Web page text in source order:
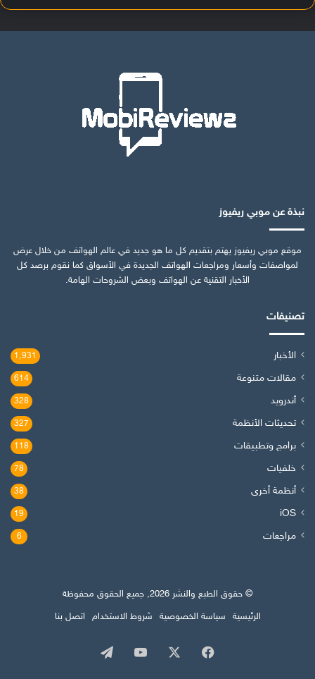
نبذة عن موبي ريفيوز
موقع موبي ريفيوز يهتم بتقديم كل ما هو جديد في عالم الهواتف من خلال عرض
لمواصفات وأسعار ومراجعات الهواتف الجديدة في الأسواق كما نقوم برصد كل
الأخبار التقنية عن الهواتف وبعض الشروحات الهامة.
تصنيفات
الأخبار 1٬931
مقالات متنوعة 614
أندرويد 328
تحديثات الأنظمة 327
برامج وتطبيقات 118
خلفيات 78
أنظمة أخرى 38
iOS
19
مراجعات 6
© حقوق الطبع والنشر 2026, جميع الحقوق محفوظة
الرئيسية
سياسة الخصوصية شروط الاستخدام اتصل بنا
فيسبوك ‫YouTube